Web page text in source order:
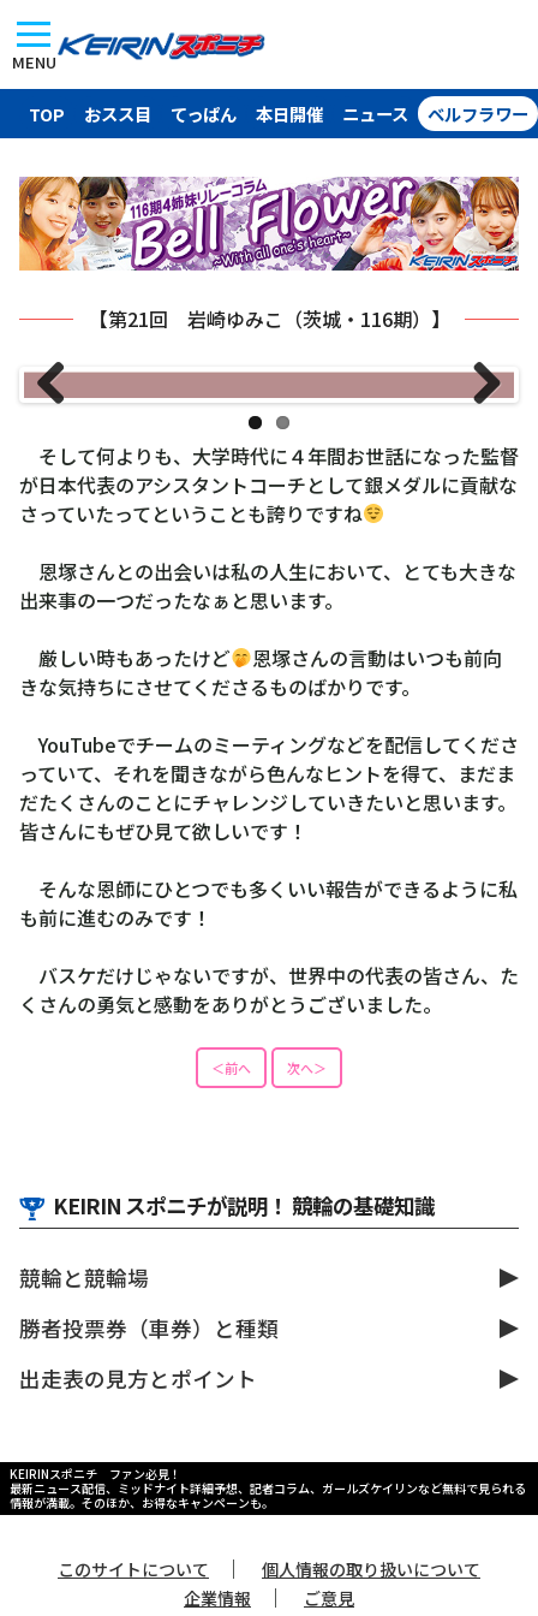
MENU
TOP おスス目 てっぱん 本日開催 ニュース ベルフラワー
【第21回 岩崎ゆみこ（茨城・116期）】
Previous Next
そして何よりも、大学時代に４年間お世話になった監督
が日本代表のアシスタントコーチとして銀メダルに貢献な
さっていたってということも誇りですね
恩塚さんとの出会いは私の人生において、とても大きな
出来事の一つだったなぁと思います。
厳しい時もあったけど
恩塚さんの言動はいつも前向
きな気持ちにさせてくださるものばかりです。
YouTubeでチームのミーティングなどを配信してくださ
っていて、それを聞きながら色んなヒントを得て、まだま
だたくさんのことにチャレンジしていきたいと思います。
皆さんにもぜひ見て欲しいです！
そんな恩師にひとつでも多くいい報告ができるように私
も前に進むのみです！
バスケだけじゃないですが、世界中の代表の皆さん、た
競輪と競輪場
出走表の見方とポイント
KEIRINスポニチ ファン必見！
最新ニュース配信、ミッドナイト詳細予想、記者コラム、ガールズケイリンなど無料で見られる
情報が満載。そのほか、お得なキャンペーンも。